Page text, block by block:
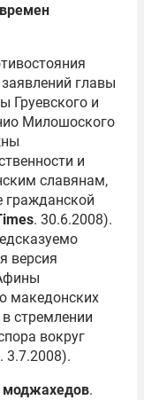
главы
Груевского и
Милошоского
и
славянам,
гражданской
. 30.6.2008).
версия
македонских
стремлении
вокруг
. 3.7.2008).
моджахедов.